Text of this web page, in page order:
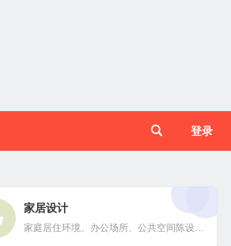
登录
家居设计
家庭居住环境、办公场所、公共空间陈设风格以设计搭配